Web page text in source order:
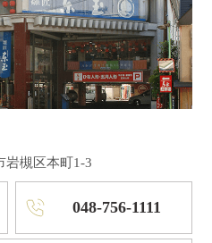
岩槻区本町1-3
048-756-1111